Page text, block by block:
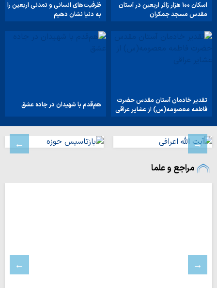
اسکان ۱۰۰ هزار زائر اربعین در آستان
مقدس مسجد جمکران
ظرفیت‌های انسانی و تمدنی اربعین را
به دنیا نشان دهیم
تقدیر خادمان آستان مقدس حضرت
فاطمه معصومه(س) از عشایر عراقی
هم‌قدم با شهیدان در جاده عشق
مراجع و علما